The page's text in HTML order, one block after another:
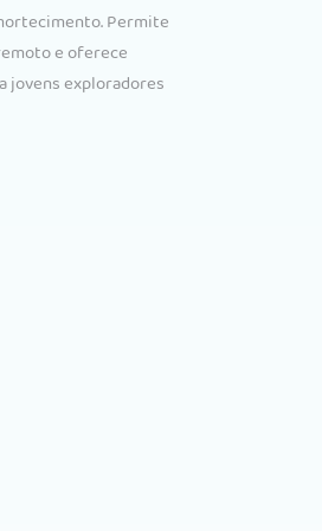
Permite
e oferece
jovens exploradores